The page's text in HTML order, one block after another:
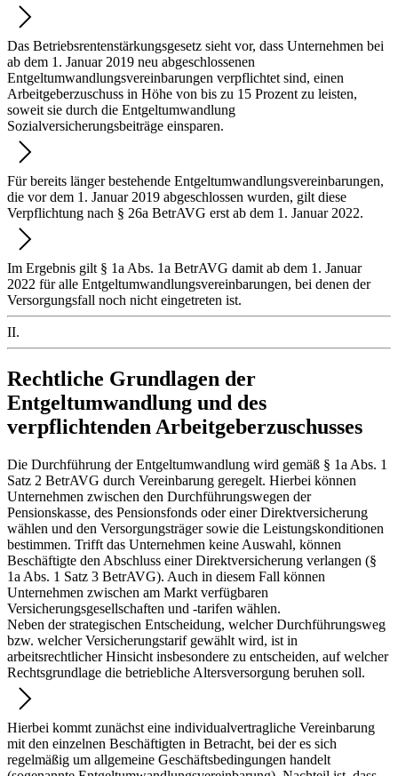
Das Betriebsrentenstärkungsgesetz sieht vor, dass Unternehmen bei
ab dem 1. Januar 2019 neu abgeschlossenen
Entgeltumwandlungsvereinbarungen verpflichtet sind, einen
Arbeitgeberzuschuss in Höhe von bis zu 15 Prozent zu leisten,
soweit sie durch die Entgeltumwandlung
Sozialversicherungsbeiträge einsparen.
Für bereits länger bestehende Entgeltumwandlungsvereinbarungen,
die vor dem 1. Januar 2019 abgeschlossen wurden, gilt diese
Verpflichtung nach § 26a BetrAVG erst ab dem 1. Januar 2022.
Im Ergebnis gilt § 1a Abs. 1a BetrAVG damit ab dem 1. Januar
2022 für alle Entgeltumwandlungsvereinbarungen, bei denen der
Versorgungsfall noch nicht eingetreten ist.
II.
Rechtliche Grundlagen der
Entgeltumwandlung und des
verpflichtenden Arbeitgeberzuschusses
Die Durchführung der Entgeltumwandlung wird gemäß § 1a Abs. 1
Satz 2 BetrAVG durch Vereinbarung geregelt. Hierbei können
Unternehmen zwischen den Durchführungswegen der
Pensionskasse, des Pensionsfonds oder einer Direktversicherung
wählen und den Versorgungsträger sowie die Leistungskonditionen
bestimmen. Trifft das Unternehmen keine Auswahl, können
Beschäftigte den Abschluss einer Direktversicherung verlangen (§
1a Abs. 1 Satz 3 BetrAVG). Auch in diesem Fall können
Unternehmen zwischen am Markt verfügbaren
Versicherungsgesellschaften und -tarifen wählen.
Neben der strategischen Entscheidung, welcher Durchführungsweg
bzw. welcher Versicherungstarif gewählt wird, ist in
arbeitsrechtlicher Hinsicht insbesondere zu entscheiden, auf welcher
Rechtsgrundlage die betriebliche Altersversorgung beruhen soll.
Hierbei kommt zunächst eine individualvertragliche Vereinbarung
mit den einzelnen Beschäftigten in Betracht, bei der es sich
regelmäßig um allgemeine Geschäftsbedingungen handelt